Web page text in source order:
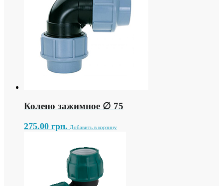
Колено зажимное ∅ 75
275.00 грн. Добавить в корзину